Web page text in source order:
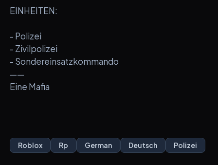
EINHEITEN:
- Polizei
- Zivilpolizei
- Sondereinsatzkommando
——
Eine Mafia
Roblox Rp German Deutsch Polizei